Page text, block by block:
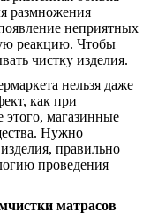
размножения
неприятных
реакцию. Чтобы
чистку изделия.
нельзя даже
как при
магазинные
Нужно
правильно
проведения
матрасов